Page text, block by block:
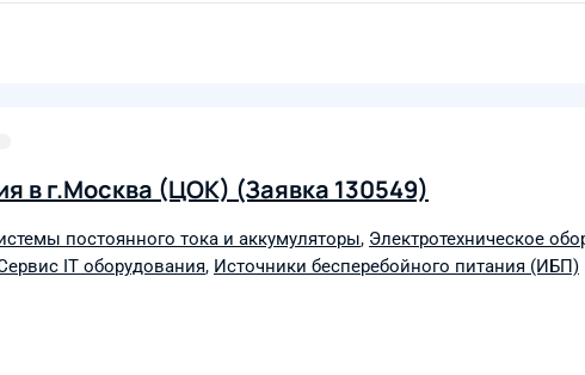
в г.Москва (ЦОК) (Заявка 130549)
постоянного тока и аккумуляторы, Электротехническое
IT оборудования, Источники бесперебойного питания (ИБП)